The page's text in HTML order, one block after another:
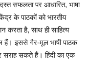
सफलता पर आधारित, भाषा
के पाठकों को भारतीय
करता है,साथ ही साहित्य
हैं। इससे गैर-मूल भाषी पाठक
सराह सकते हैं। हिंदी का एक